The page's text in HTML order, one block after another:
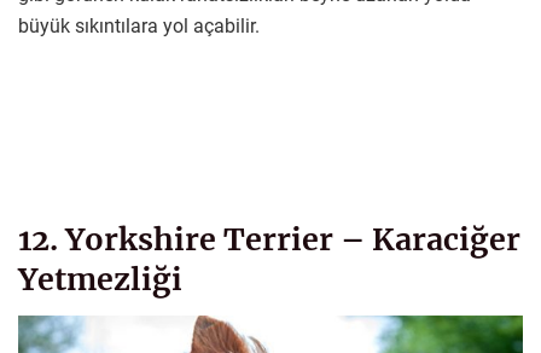
büyük sıkıntılara yol açabilir.
12. Yorkshire Terrier – Karaciğer
Yetmezliği